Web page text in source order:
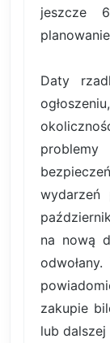
jeszcze
Daty
na nową
zakupie
lub